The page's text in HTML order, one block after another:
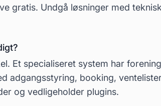
gratis. Undgå løsninger med
Et specialiseret system har
adgangsstyring, booking,
og vedligeholder plugins.